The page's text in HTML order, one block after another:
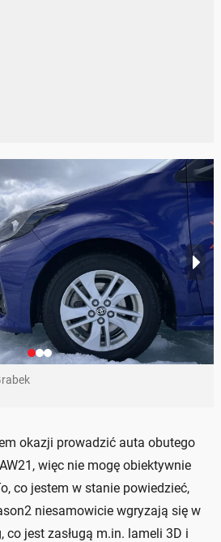
okazji prowadzić auta obutego
więc nie mogę obiektywnie
co jestem w stanie powiedzieć,
niesamowicie wgryzają się w
co jest zasługą m.in. lameli 3D i